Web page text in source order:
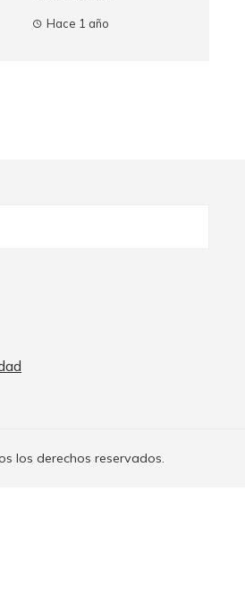
Hace 1 año
los derechos reservados.